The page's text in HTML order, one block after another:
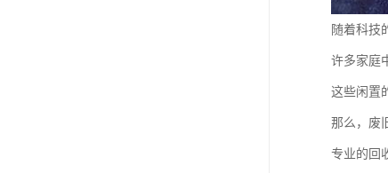
随着科技
许多家庭
这些闲置
那么，废
专业的回